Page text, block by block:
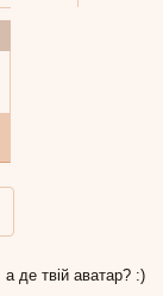
а де твій аватар? :)